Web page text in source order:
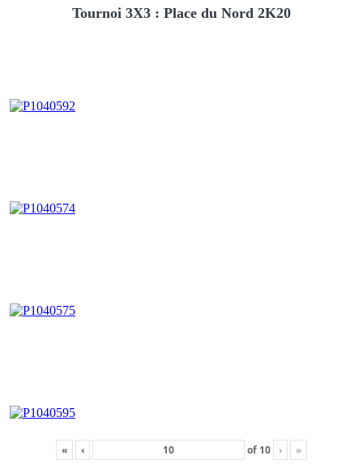
Tournoi 3X3 : Place du Nord 2K20
« ‹ of 10 › »